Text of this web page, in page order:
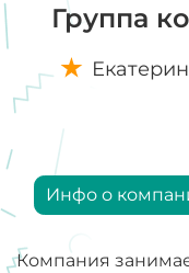
Группа
Инфо о
Компания